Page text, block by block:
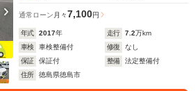
通常ローン 月々7,100円
年式 2017年 走行 7.2万km
車検
車検整備付 修復
なし
保証
保証付 整備
法定整備付
住所
徳島県徳島市